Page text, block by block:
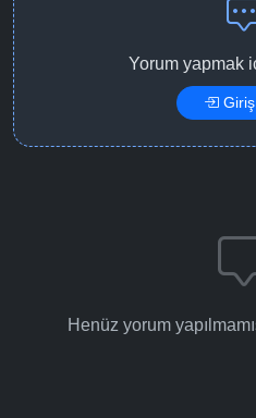
Yorum yapmak
Henüz yorum